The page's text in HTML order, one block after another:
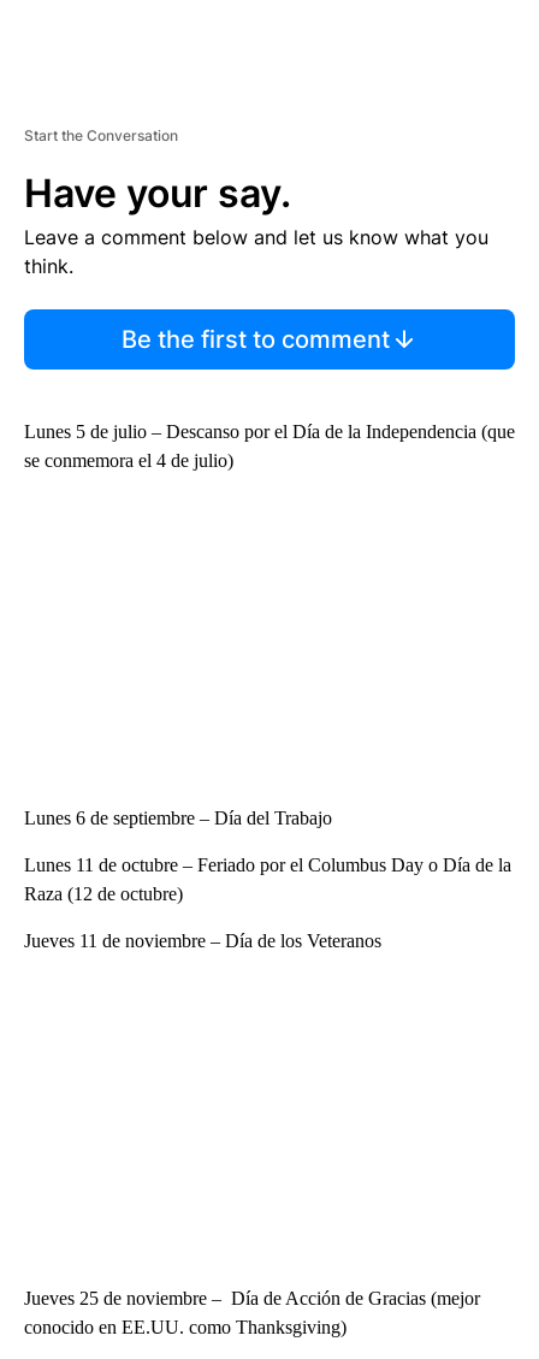
Start the Conversation
Have your say.
Leave a comment below and let us know what you
think.
Be the first to comment
Lunes 5 de julio – Descanso por el Día de la Independencia (que
se conmemora el 4 de julio)
Lunes 6 de septiembre – Día del Trabajo
Lunes 11 de octubre – Feriado por el Columbus Day o Día de la
Raza (12 de octubre)
Jueves 11 de noviembre – Día de los Veteranos
Jueves 25 de noviembre – Día de Acción de Gracias (mejor
conocido en EE.UU. como Thanksgiving)